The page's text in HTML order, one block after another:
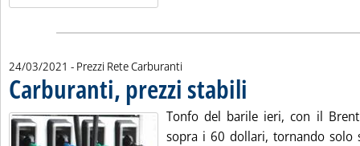
24/03/2021 - Prezzi Rete Carburanti
Carburanti, prezzi stabili
Tonfo del barile ieri, con il
sopra i 60 dollari, tornando solo